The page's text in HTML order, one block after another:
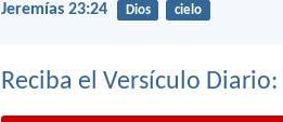
Jeremías 23:24 Dios cielo
Reciba el Versículo Diario: